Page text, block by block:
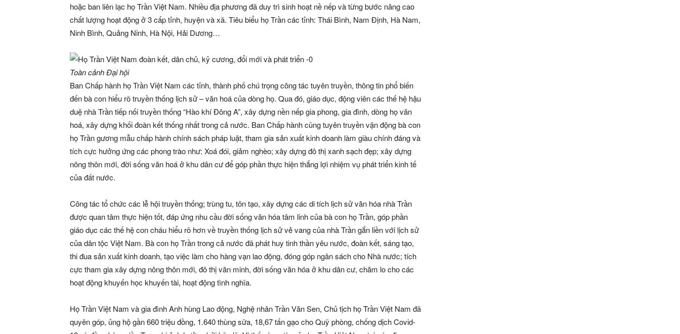
hoặc ban liên lạc họ Trần Việt Nam. Nhiều địa phương đã duy trì sinh hoạt nề nếp và từng bước nâng cao
chất lượng hoạt động ở 3 cấp tỉnh, huyện và xã. Tiêu biểu họ Trần các tỉnh: Thái Bình, Nam Định, Hà Nam,
Ninh Bình, Quảng Ninh, Hà Nội, Hải Dương…
Toàn cảnh Đại hội
Ban Chấp hành họ Trần Việt Nam các tỉnh, thành phố chú trọng công tác tuyên truyền, thông tin phổ biến
đến bà con hiểu rõ truyền thống lịch sử – văn hoá của dòng họ. Qua đó, giáo dục, động viên các thế hệ hậu
duệ nhà Trần tiếp nối truyền thống “Hào khí Đông A”, xây dựng nền nếp gia phong, gia đình, dòng họ văn
hoá, xây dựng khối đoàn kết thống nhất trong cả nước. Ban Chấp hành cũng tuyên truyền vận động bà con
họ Trần gương mẫu chấp hành chính sách pháp luật, tham gia sản xuất kinh doanh làm giàu chính đáng và
tích cực hưởng ứng các phong trào như: Xoá đói, giảm nghèo; xây dựng đô thị xanh sạch đẹp; xây dựng
nông thôn mới, đời sống văn hoá ở khu dân cư để góp phần thực hiện thắng lợi nhiệm vụ phát triển kinh tế
của đất nước.
Công tác tổ chức các lễ hội truyền thống; trùng tu, tôn tạo, xây dựng các di tích lịch sử văn hóa nhà Trần
được quan tâm thực hiện tốt, đáp ứng nhu cầu đời sống văn hóa tâm linh của bà con họ Trần, góp phần
giáo dục các thế hệ con cháu hiểu rõ hơn về truyền thống lịch sử vẻ vang của nhà Trần gắn liền với lịch sử
của dân tộc Việt Nam. Bà con họ Trần trong cả nước đã phát huy tinh thần yêu nước, đoàn kết, sáng tạo,
thi đua sản xuất kinh doanh, tạo việc làm cho hàng vạn lao động, đóng góp ngân sách cho Nhà nước; tích
cực tham gia xây dựng nông thôn mới, đô thị văn minh, đời sống văn hóa ở khu dân cư, chăm lo cho các
hoạt động khuyến học khuyến tài, hoạt động tình nghĩa.
Họ Trần Việt Nam và gia đình Anh hùng Lao động, Nghệ nhân Trần Văn Sen, Chủ tịch họ Trần Việt Nam đã
quyên góp, ủng hộ gần 660 triệu đồng, 1.640 thùng sữa, 18,67 tấn gạo cho Quỹ phòng, chống dịch Covid-